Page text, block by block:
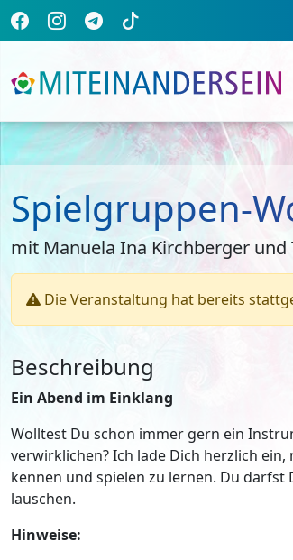
Spielgruppen-
mit Manuela Ina Kirchberger und
Die Veranstaltung hat bereits
Beschreibung
Ein Abend im Einklang
Wolltest Du schon immer gern ein
verwirklichen? Ich lade Dich herzlich
kennen und spielen zu lernen. Du
lauschen.
Hinweise: